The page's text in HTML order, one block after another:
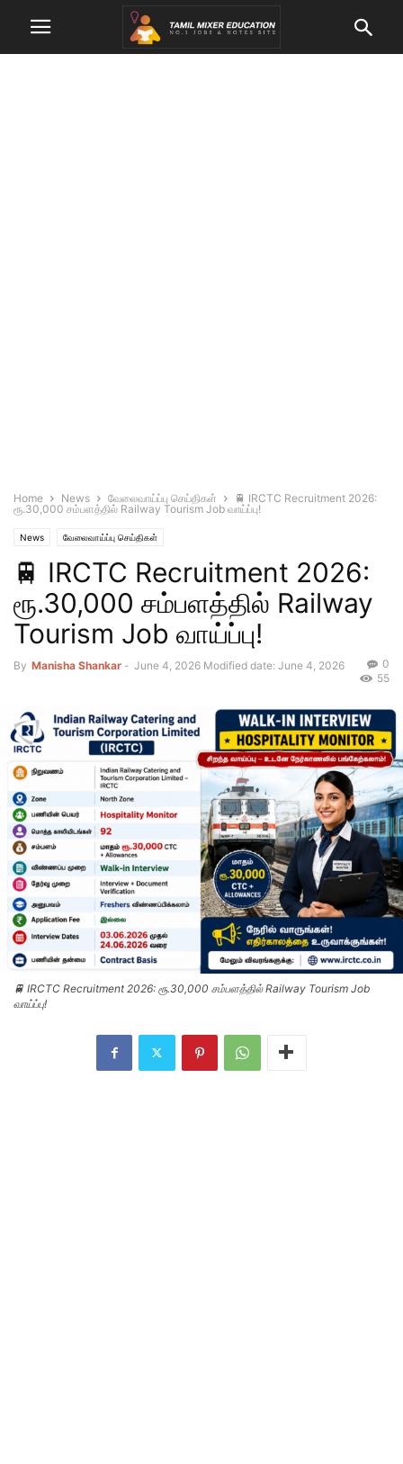
Home News வேலைவாய்ப்பு செய்திகள்
🚆 IRCTC Recruitment 2026:
ரூ.30,000 சம்பளத்தில் Railway Tourism Job வாய்ப்பு!
News வேலைவாய்ப்பு செய்திகள்
🚆 IRCTC Recruitment 2026:
ரூ.30,000 சம்பளத்தில் Railway
Tourism Job வாய்ப்பு!
By Manisha Shankar - June 4, 2026 Modified date: June 4, 2026
0
55
🚆 IRCTC Recruitment 2026: ரூ.30,000 சம்பளத்தில் Railway Tourism Job
வாய்ப்பு!